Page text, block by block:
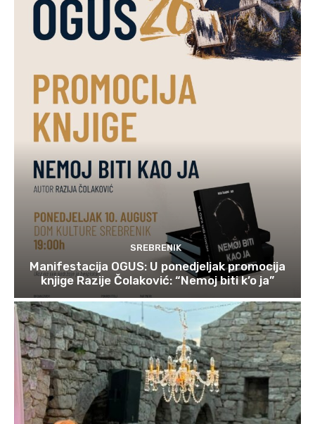
SREBRENIK
Manifestacija OGUS: U ponedjeljak promocija
knjige Razije Čolaković: “Nemoj biti k’o ja”